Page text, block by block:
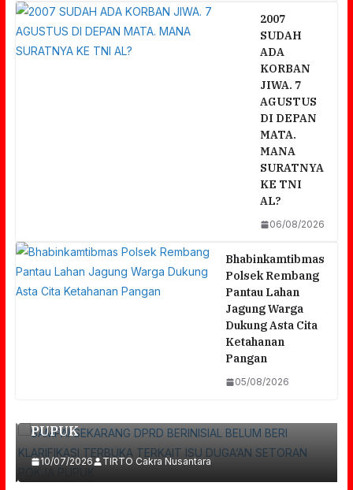
2007
SUDAH
ADA
KORBAN
JIWA. 7
AGUSTUS
DI DEPAN
MATA.
MANA
SURATNYA
KE TNI
AL?
06/08/2026
Bhabinkamtibmas
Polsek Rembang
Pantau Lahan
Jagung Warga
Dukung Asta Cita
Ketahanan
Pangan
05/08/2026
SAMPAI SEKARANG DPRD BERINISIAL
BELUM BERI KLARIFIKASI TERBUKA
PUPUK
10/07/2026 TIRTO Cakra Nusantara
Polres Pasuruan Nonjobkan Anggota
Reskrim Polsek Beji, Wujud Komitmen